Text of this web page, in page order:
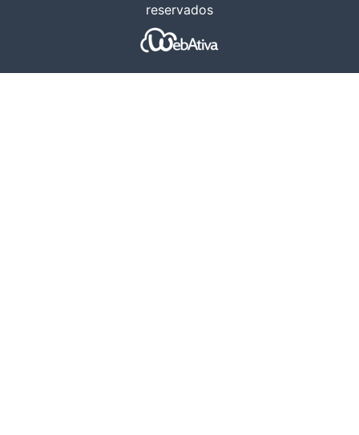
reservados